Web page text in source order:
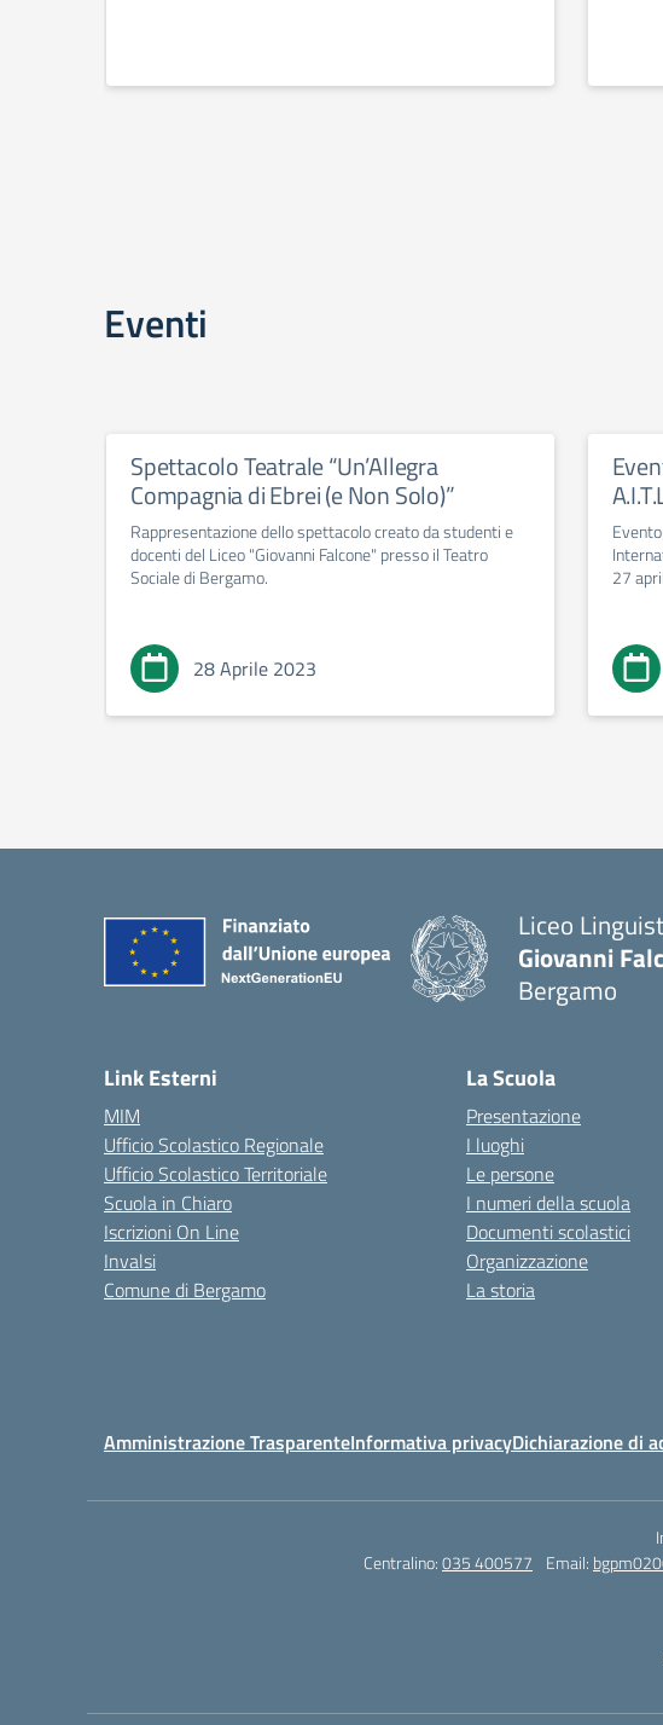
Eventi
Spettacolo Teatrale “Un’Allegra
Compagnia di Ebrei (e Non Solo)”
Rappresentazione dello spettacolo creato da studenti e
docenti del Liceo "Giovanni Falcone" presso il Teatro
Sociale di Bergamo.
28 Aprile 2023
27
Liceo
Giovanni
Bergamo
Link Esterni
MIM
Ufficio Scolastico Regionale
Ufficio Scolastico Territoriale
Scuola in Chiaro
Iscrizioni On Line
Invalsi
Comune di Bergamo
La Scuola
Presentazione
I luoghi
Le persone
I numeri della scuola
Documenti scolastici
Organizzazione
La storia
Amministrazione TrasparenteInformativa privacyDichiarazione di
Centralino:035 400577 Email: